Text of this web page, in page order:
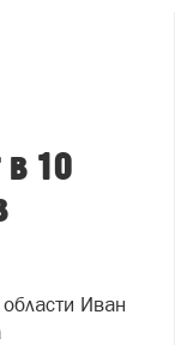
в 10
Иван